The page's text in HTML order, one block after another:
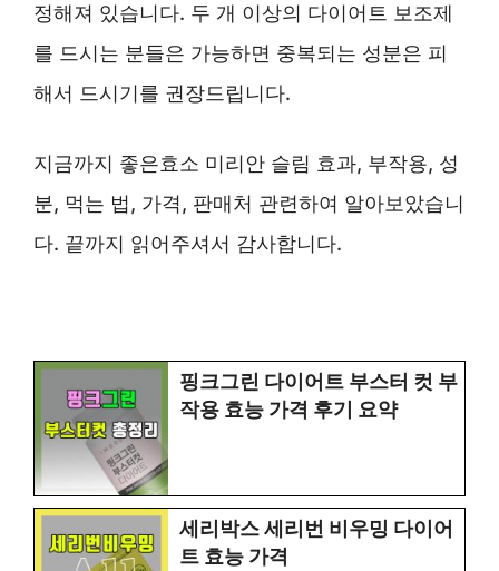
정해져 있습니다. 두 개 이상의 다이어트 보조제
를 드시는 분들은 가능하면 중복되는 성분은 피
해서 드시기를 권장드립니다.
지금까지 좋은효소 미리안 슬림 효과, 부작용, 성
분, 먹는 법, 가격, 판매처 관련하여 알아보았습니
다. 끝까지 읽어주셔서 감사합니다.
핑크그린 다이어트 부스터 컷 부
작용 효능 가격 후기 요약
세리박스 세리번 비우밍 다이어
트 효능 가격